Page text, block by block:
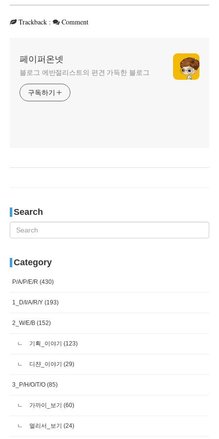
Trackback : Comment
페이퍼온넷
블로그 에반절리스트의 편견 가득한 블로그
구독하기
Search
Category
P/A/P/E/R (430)
1_D/I/A/R/Y (193)
2_W/E/B (152)
기획_이야기 (123)
디쟌_이야기 (29)
3_P/H/O/T/O (85)
가까이_보기 (60)
멀리서_보기 (24)